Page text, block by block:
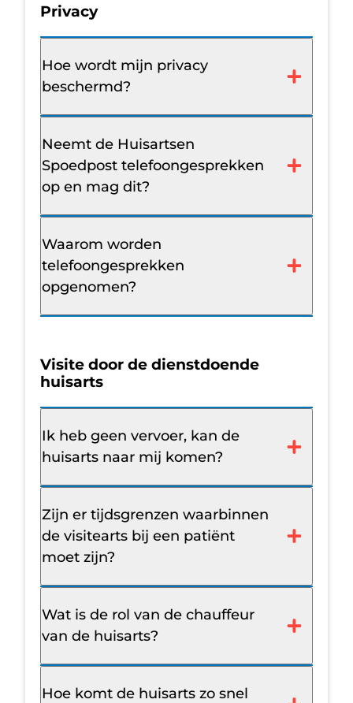
Privacy
Hoe wordt mijn privacy
beschermd?
Neemt de Huisartsen
Spoedpost telefoongesprekken
op en mag dit?
Waarom worden
telefoongesprekken
opgenomen?
Visite door de dienstdoende
huisarts
Ik heb geen vervoer, kan de
huisarts naar mij komen?
Zijn er tijdsgrenzen waarbinnen
de visitearts bij een patiënt
moet zijn?
Wat is de rol van de chauffeur
van de huisarts?
Hoe komt de huisarts zo snel